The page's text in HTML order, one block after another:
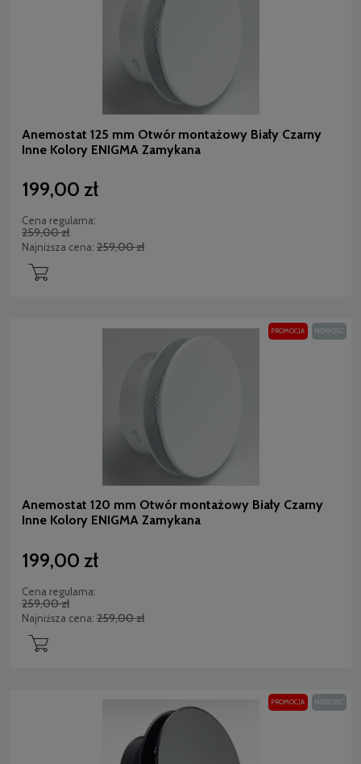
Anemostat 125 mm Otwór montażowy Biały Czarny
Inne Kolory ENIGMA Zamykana
199,00 zł
Cena regularna:
259,00 zł
Najniższa cena: 259,00 zł
Anemostat 120 mm Otwór montażowy Biały Czarny
Inne Kolory ENIGMA Zamykana
199,00 zł
Cena regularna:
259,00 zł
Najniższa cena: 259,00 zł
PROMOCJA NOWOŚĆ
PROMOCJA NOWOŚĆ